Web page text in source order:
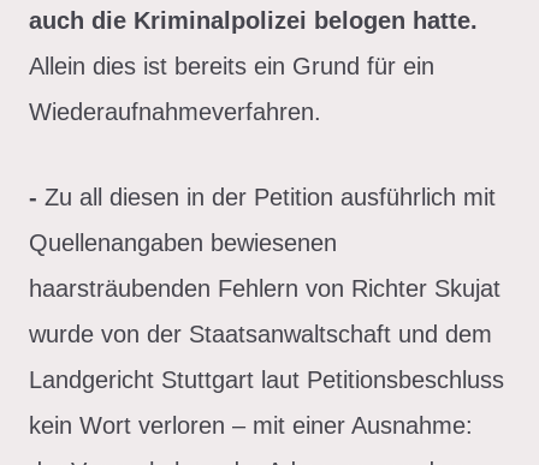
auch die Kriminalpolizei belogen hatte.
Allein dies ist bereits ein Grund für ein
Wiederaufnahmeverfahren.
- Zu all diesen in der Petition ausführlich mit
Quellenangaben bewiesenen
haarsträubenden Fehlern von Richter Skujat
wurde von der Staatsanwaltschaft und dem
Landgericht Stuttgart laut Petitionsbeschluss
kein Wort verloren – mit einer Ausnahme: